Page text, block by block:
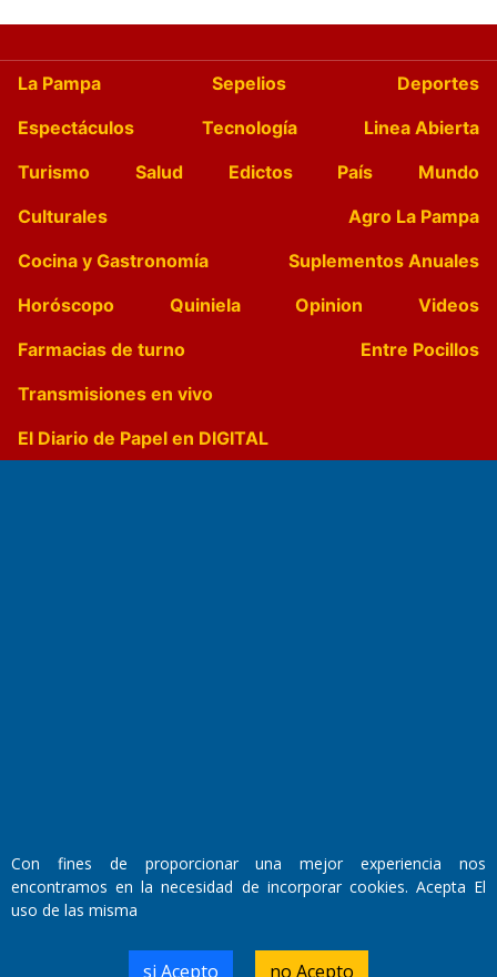
La Pampa Sepelios
Deportes
Espectáculos
Tecnología
Linea Abierta
Turismo
Salud Edictos País
Mundo
Culturales
Agro La Pampa
Cocina y Gastronomía
Suplementos Anuales
Horóscopo
Quiniela Opinion
Videos
Farmacias de turno
Entre Pocillos
Transmisiones en vivo
El Diario de Papel en DIGITAL
Director Periodístico:
Walter René Goñi
Domicilio Legal: José Ingenieros 855,
Con fines de proporcionar una mejor experiencia nos
encontramos en la necesidad de incorporar cookies. Acepta El
uso de las misma
si Acepto no Acepto